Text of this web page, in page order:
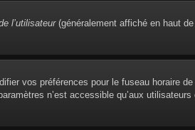
l’utilisateur(généralement affiché en haut
vos préférences pour le fuseau horaire
n’est accessible qu’aux